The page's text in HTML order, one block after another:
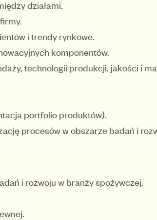
działami.
i trendy rynkowe.
komponentów.
technologii produkcji, jakości i
portfolio produktów).
procesów w obszarze badań i
i rozwoju w branży spożywczej.